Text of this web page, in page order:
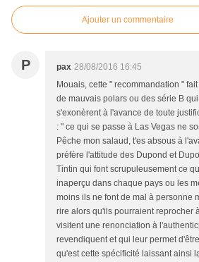
Ajouter un commentaire
P pax 28/08/2016 16:45
Mouais, cette " recommandation "
de mauvais polars ou des série B
s'exonèrent à l'avance de toute
: " ce qui se passe à Las Vegas ne
Pêche mon salaud, t'es absous à
préfère l'attitude des Dupond et
Tintin qui font scrupuleusement ce
inaperçu dans chaque pays ou les
moins ils ne font de mal à personne
rire alors qu'ils pourraient reprocher
visitent une renonciation à
revendiquent et qui leur permet
qu'est cette spécificité laissant ainsi